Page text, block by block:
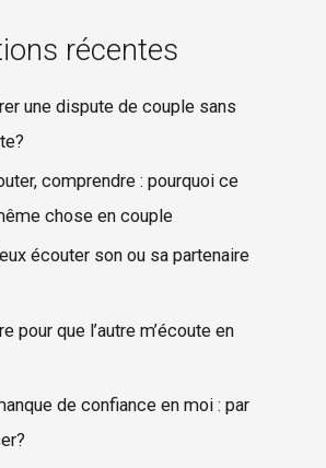
récentes
une dispute de couple sans
comprendre : pourquoi ce
chose en couple
écouter son ou sa partenaire
pour que l’autre m’écoute en
de confiance en moi : par